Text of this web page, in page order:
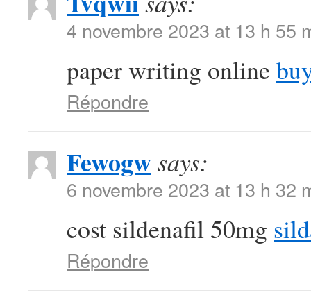
4 novembre 2023 at 13 h 55
paper writing online
Répondre
Fewogwsays:
6 novembre 2023 at 13 h 32
cost sildenafil 50mg
Répondre